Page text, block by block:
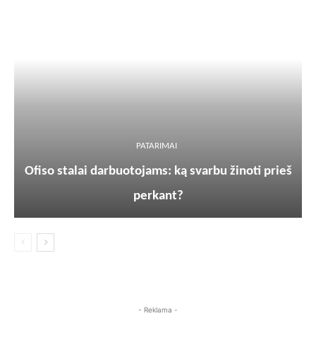
PATARIMAI
Ofiso stalai darbuotojams: ką svarbu žinoti prieš
perkant?
- Reklama -